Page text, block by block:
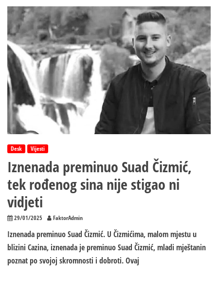
života:
U
Gimnaziji
muk
i
tuga
Desk Vijesti
Iznenada preminuo Suad Čizmić,
tek rođenog sina nije stigao ni
vid‌jeti
29/01/2025 FaktorAdmin
Iznenada preminuo Suad Čizmić. U Čizmićima, malom mjestu u
blizini Cazina, iznenada je preminuo Suad Čizmić, mladi mještanin
poznat po svojoj skromnosti i dobroti. Ovaj